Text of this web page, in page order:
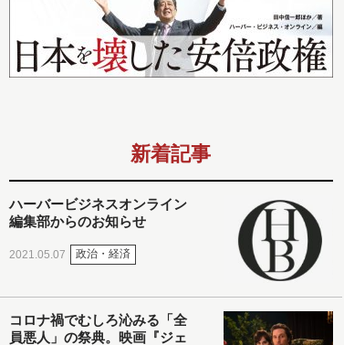
新着記事
ハーバービジネスオンライン
編集部からのお知らせ
2021.05.07 政治・経済
コロナ禍でむしろ沁みる「全
員悪人」の祭典。映画『ジェ